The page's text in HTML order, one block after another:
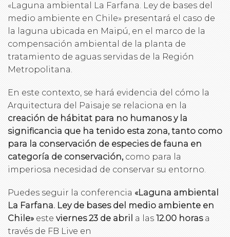
«Laguna ambiental La Farfana. Ley de bases del
medio ambiente en Chile» presentará el caso de
la laguna ubicada en Maipú, en el marco de la
compensación ambiental de la planta de
tratamiento de aguas servidas de la Región
Metropolitana.
En este contexto, se hará evidencia del cómo la
Arquitectura del Paisaje se relaciona en la
creación de hábitat para no humanos y la
significancia que ha tenido esta zona, tanto como
para la conservación de especies de fauna en
categoría de conservación, como para la
imperiosa necesidad de conservar su entorno.
Puedes seguir la conferencia «Laguna ambiental
La Farfana. Ley de bases del medio ambiente en
Chile» este viernes 23 de abril a las 12.00 horasa
través de FB Live en